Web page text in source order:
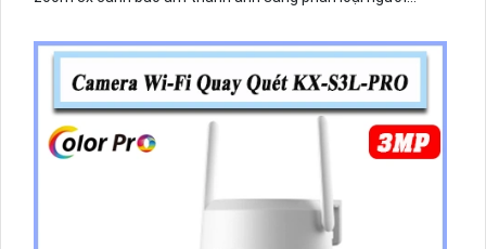
chống nước IP66 đàm thoại hai chiều.